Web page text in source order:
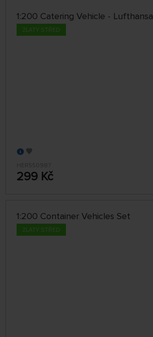
1:200 Catering Vehicle - Lufthansa
ZLATÝ STŘED
HER550987
299 Kč
1:200 Container Vehicles Set
ZLATÝ STŘED